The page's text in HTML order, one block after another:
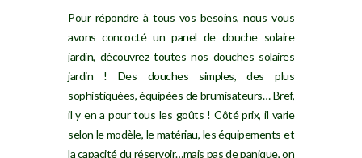
Pour répondre à tous vos besoins, nous vous
avons concocté un panel de douche solaire
jardin, découvrez toutes nos douches solaires
jardin ! Des douches simples, des plus
sophistiquées, équipées de brumisateurs… Bref,
il y en a pour tous les goûts ! Côté prix, il varie
selon le modèle, le matériau, les équipements et
la capacité du réservoir…mais pas de panique, on